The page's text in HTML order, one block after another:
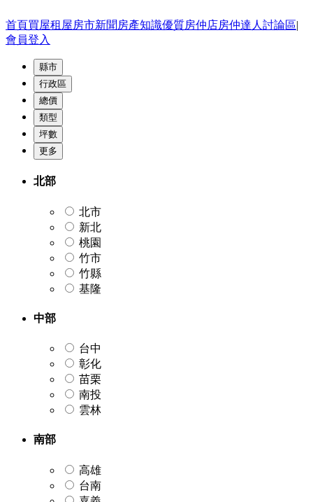
首頁買屋租屋房市新聞 房產知識優質房仲店房仲達人 討論區|
會員登入
縣市
行政區
總價
類型
坪數
更多
北部
北市
新北
桃園
竹市
竹縣
基隆
中部
台中
彰化
苗栗
南投
雲林
南部
高雄
台南